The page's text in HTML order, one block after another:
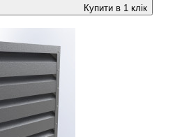
Купити в 1 клік